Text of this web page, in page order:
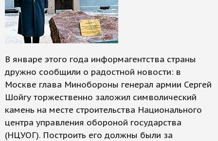
В январе этого года информагентства страны
дружно сообщили о радостной новости: в
Москве глава Минобороны генерал армии Сергей
Шойгу торжественно заложил символический
камень на месте строительства Национального
центра управления обороной государства
(НЦУОГ). Построить его должны были за